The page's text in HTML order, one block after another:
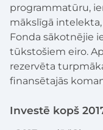
programmatūru,
mākslīgā
Fonda sākotnējie
tūkstošiem eiro.
rezervēta
finansētajās
Investē kopš